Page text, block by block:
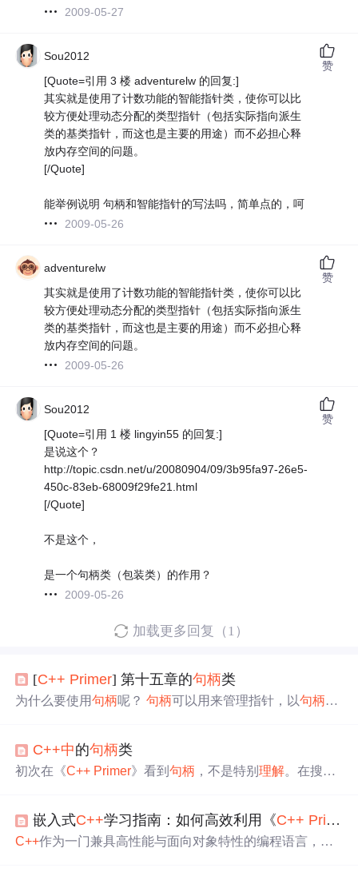
2009-05-27
Sou2012
[Quote=引用 3 楼 adventurelw 的回复:]
其实就是使用了计数功能的智能指针类，使你可以比
较方便处理动态分配的类型指针（包括实际指向派生
类的基类指针，而这也是主要的用途）而不必担心释
放内存空间的问题。
[/Quote]
能举例说明 句柄和智能指针的写法吗，简单点的，呵
2009-05-26
赞
adventurelw
其实就是使用了计数功能的智能指针类，使你可以比
较方便处理动态分配的类型指针（包括实际指向派生
类的基类指针，而这也是主要的用途）而不必担心释
放内存空间的问题。
2009-05-26
赞
Sou2012
[Quote=引用 1 楼 lingyin55 的回复:]
是说这个？
http://topic.csdn.net/u/20080904/09/3b95fa97-26e5-
450c-83eb-68009f29fe21.html
[/Quote]
不是这个，
是一个句柄类（包装类）的作用？
2009-05-26
赞
加载更多回复（1）
[C++ Primer] 第十五章的句柄类
为什么要使用句柄呢？句柄可以用来管理指针，以句柄代
C++中的句柄类
初次在《C++ Primer》看到句柄 ，不是特别理解。在搜索
景： 我们要把继承类绑定到基类的实例对象
中该场景有两
个问题需要解决：内存分配和未知对象的绑定 有如下解决
嵌入式C++学习指南：如何高效利用《C++ Primer
C++作为一门兼具高性能与面向对象特性的编程语言，在